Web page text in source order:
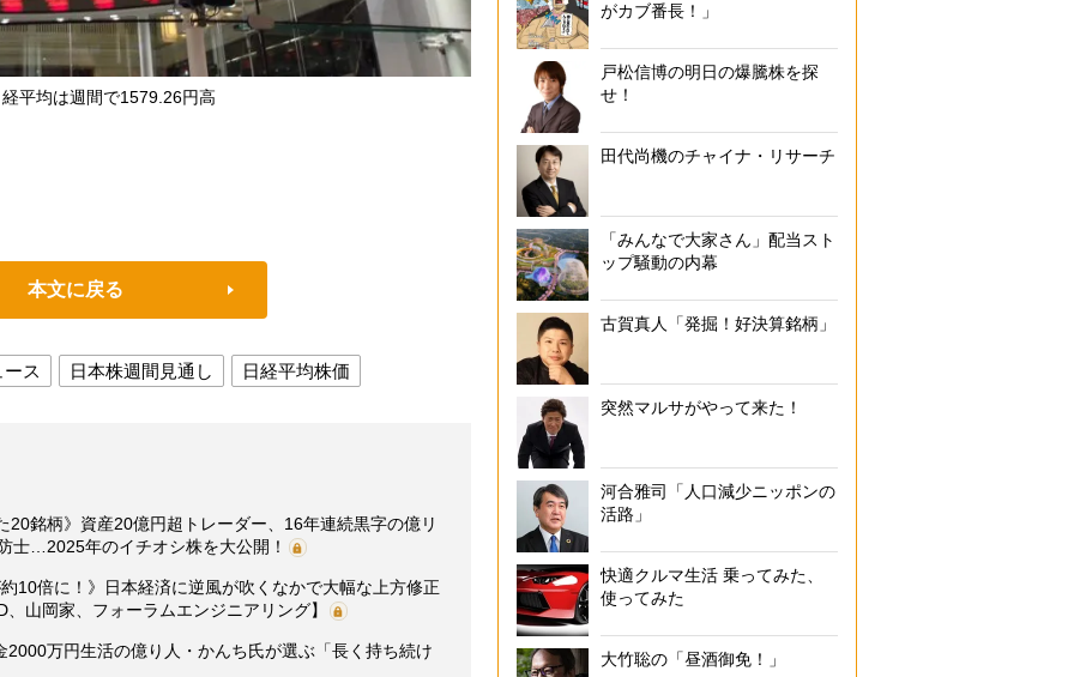
平均は週間で1579.26円高
本文に戻る
ス 日本株週間見通し 日経平均株価
銘柄》資産20億円超トレーダー、16年連続黒字の億リ
士…2025年のイチオシ株を大公開！
10倍に！》日本経済に逆風が吹くなかで大幅な上方修正
山岡家、フォーラムエンジニアリング】
万円生活の億り人・かんち氏が選ぶ「長く持ち続け
がカブ番長！」
戸松信博の明日の爆騰株を探
せ！
田代尚機のチャイナ・リサーチ
「みんなで大家さん」配当スト
ップ騒動の内幕
古賀真人「発掘！好決算銘柄」
突然マルサがやって来た！
河合雅司「人口減少ニッポンの
活路」
快適クルマ生活 乗ってみた、
使ってみた
大竹聡の「昼酒御免！」